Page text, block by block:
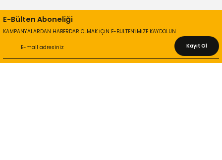
E-Bülten Aboneliği
KAMPANYALARDAN HABERDAR OLMAK İÇİN E-BÜLTEN’İMİZE KAYDOLUN
Kayıt Ol